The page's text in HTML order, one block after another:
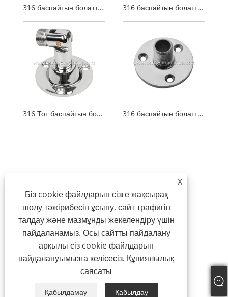
316 баспайтын болаттан жасалған теңіз антеннасының негізі 316 баспайтын болаттан жасалған теңізде реттелетін антенна негізі
316 Тот баспайтын болаттан жасалған реттелетін қайық антеннасының негізі 316 баспайтын болаттан жасалған 90 градусқа бекітілген теңіз антеннасының негізі
X
Біз cookie файлдарын сізге жақсырақ
шолу тәжірибесін ұсыну, сайт трафигін
талдау және мазмұнды жекелендіру үшін
пайдаланамыз. Осы сайтты пайдалану
арқылы сіз cookie файлдарын
пайдалануымызға келісесіз. Құпиялылық
саясаты
Қабылдамау Қабылдау